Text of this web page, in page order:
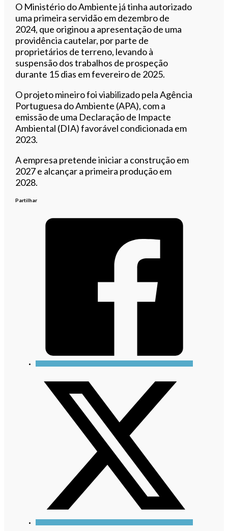
O Ministério do Ambiente já tinha autorizado
uma primeira servidão em dezembro de
2024, que originou a apresentação de uma
providência cautelar, por parte de
proprietários de terreno, levando à
suspensão dos trabalhos de prospeção
durante 15 dias em fevereiro de 2025.
O projeto mineiro foi viabilizado pela Agência
Portuguesa do Ambiente (APA), com a
emissão de uma Declaração de Impacte
Ambiental (DIA) favorável condicionada em
2023.
A empresa pretende iniciar a construção em
2027 e alcançar a primeira produção em
2028.
Partilhar